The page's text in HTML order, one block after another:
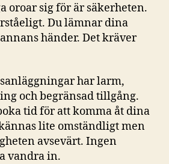
oroar sig för är säkerheten.
Du lämnar dina
händer. Det kräver
har larm,
och begränsad tillgång.
tid för att komma åt dina
lite omständligt men
avsevärt. Ingen
vandra in.